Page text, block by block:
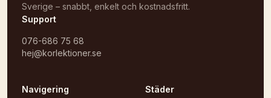
Sverige – snabbt, enkelt och kostnadsfritt.
Support
076-686 75 68
hej@korlektioner.se
Navigering Städer